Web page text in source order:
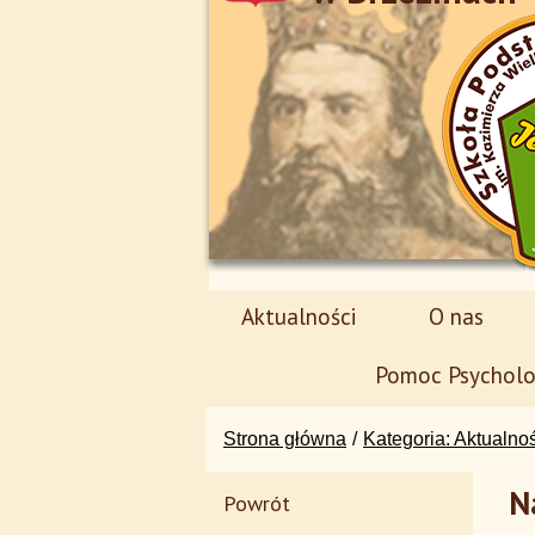
Aktualności
O nas
Pomoc
Strona główna Kategoria:
Powrót